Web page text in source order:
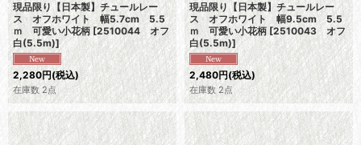
現品限り【日本製】チュールレー
ス オフホワイト 幅5.7cm 5.5
ｍ 可愛い小花柄 [2510044 オフ
白(5.5m)]
2,280円(税込)
在庫数 2点
現品限り【日本製】チュールレー
ス オフホワイト 幅9.5cm 5.5
ｍ 可愛い小花柄 [2510043 オフ
白(5.5m)]
2,480円(税込)
在庫数 2点